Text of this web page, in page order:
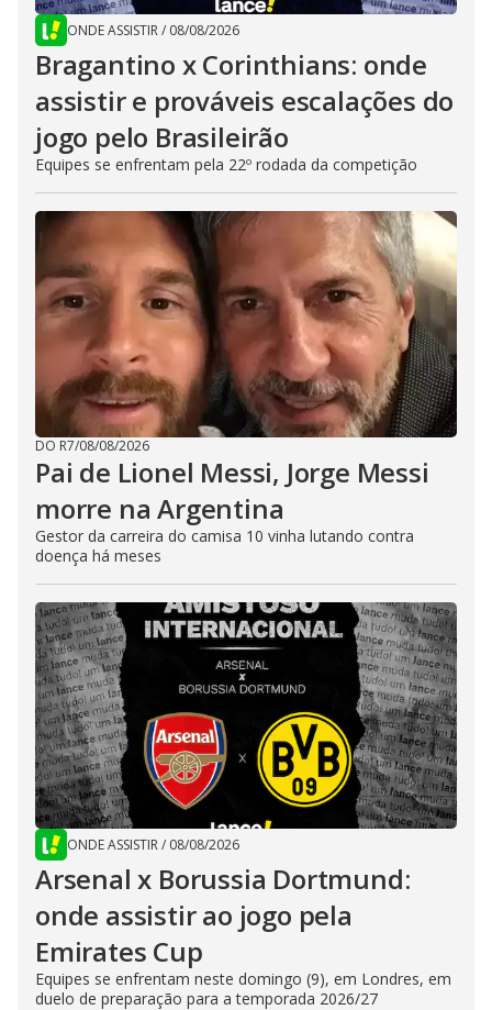
ONDE ASSISTIR/ 08/08/2026
Bragantino x Corinthians: onde
assistir e prováveis escalações do
jogo pelo Brasileirão
Equipes se enfrentam pela 22º rodada da competição
DO R7/08/08/2026
Pai de Lionel Messi, Jorge Messi
morre na Argentina
Gestor da carreira do camisa 10 vinha lutando contra
doença há meses
ONDE ASSISTIR/ 08/08/2026
Arsenal x Borussia Dortmund:
onde assistir ao jogo pela
Emirates Cup
Equipes se enfrentam neste domingo (9), em Londres, em
duelo de preparação para a temporada 2026/27